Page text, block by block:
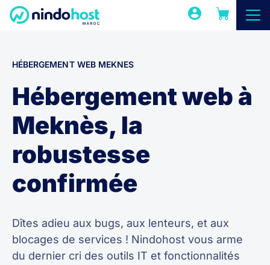
HÉBERGEMENT WEB MEKNES
Hébergement web à
Meknès, la
robustesse
confirmée
Dîtes adieu aux bugs, aux lenteurs, et aux
blocages de services ! Nindohost vous arme
du dernier cri des outils IT et fonctionnalités